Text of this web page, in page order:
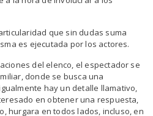
que sin dudas suma
es ejecutada por los actores.
del elenco, el espectador se
donde se busca una
hay un detalle llamativo,
en obtener una respuesta,
hurgara en todos lados, incluso, en